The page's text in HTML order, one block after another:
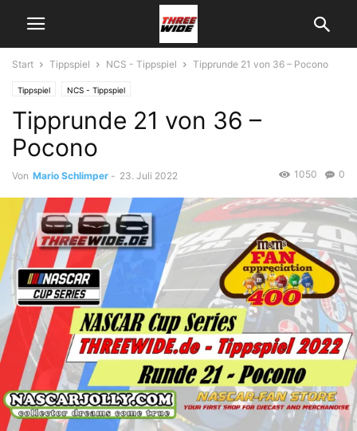
Start Tippspiel NCS - Tippspiel Tipprunde 21 von 36 – Pocono
Tippspiel NCS - Tippspiel
Tipprunde 21 von 36 –
Pocono
Von Mario Schlimper - 23. Juli 2022 0
1050